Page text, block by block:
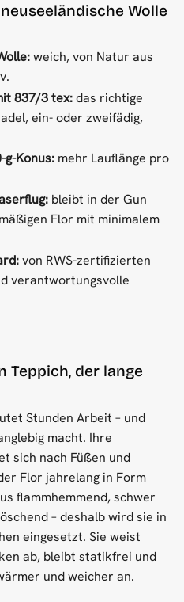
Wolle
weich, von Natur aus
837/3 tex:das richtige
ein- oder zweifädig,
Konus:mehr Lauflänge pro
bleibt in der Gun
Flor mit minimalem
von RWS-zertifizierten
verantwortungsvolle
Teppich, der lange
Stunden Arbeit – und
macht. Ihre
sich nach Füßen und
Flor jahrelang in Form
flammhemmend, schwer
– deshalb wird sie in
eingesetzt. Sie weist
ab, bleibt statikfrei und
und weicher an.